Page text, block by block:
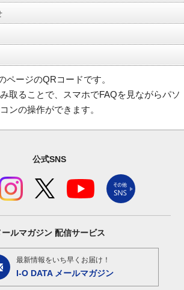
ページのQRコードです。
取ることで、スマホでFAQを見ながらパソ
コンの操作ができます。
公式SNS
ールマガジン 配信サービス
最新情報をいち早くお届け！
I-O DATA メールマガジン